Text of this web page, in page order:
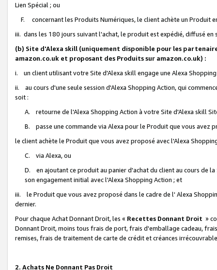
Lien Spécial ; ou
F. concernant les Produits Numériques, le client achète un Produit
iii. dans les 180 jours suivant l'achat, le produit est expédié, diffusé
(b) Site d'Alexa skill (uniquement disponible pour les
amazon.co.uk et proposant des Produits sur amazon.co.uk) :
i. un client utilisant votre Site d'Alexa skill engage une Alexa
ii. au cours d'une seule session d'Alexa Shopping Action, qui
soit :
A. retourne de l'Alexa Shopping Action à votre Site d'Alexa skill
B. passe une commande via Alexa pour le Produit que vous avez
le client achète le Produit que vous avez proposé avec l'Alexa
C. via Alexa, ou
D. en ajoutant ce produit au panier d'achat du client au cours de
son engagement initial avec l'Alexa Shopping Action ; et
iii. le Produit que vous avez proposé dans le cadre de l' Alexa
dernier.
Pour chaque Achat Donnant Droit, les « Recettes Donnant Droit »
Donnant Droit, moins tous frais de port, frais d'emballage cadeau,
remises, frais de traitement de carte de crédit et créances
2. Achats Ne Donnant Pas Droit